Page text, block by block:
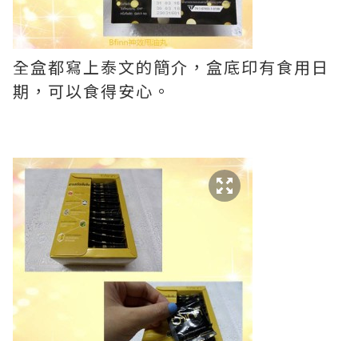
全盒都寫上泰文的簡介，盒底印有食用日
期，可以食得安心。